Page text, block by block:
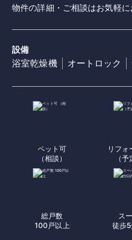
物件の詳細・ご相談はお気軽に
設備
浴室乾燥機 オートロック
ペット可
（相談）
リフォ
（予
総戸数
100戸以上
ス
徒歩